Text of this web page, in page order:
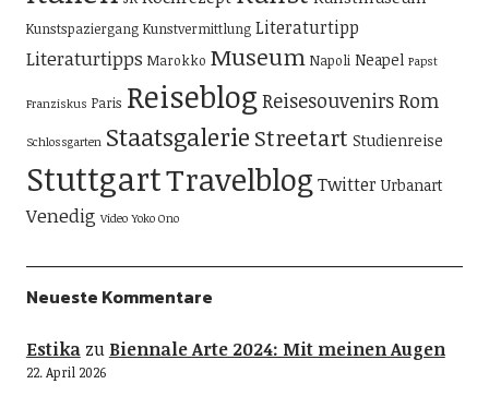
Kunstspaziergang Kunstvermittlung Literaturtipp
Literaturtipps Marokko Museum Napoli Neapel Papst
Franziskus Paris Reiseblog ReisesouvenirsRom
Schlossgarten Staatsgalerie Streetart Studienreise
StuttgartTravelblog Twitter Urbanart
Venedig Video Yoko Ono
Neueste Kommentare
Estikazu Biennale Arte 2024: Mit meinen Augen
22. April 2026